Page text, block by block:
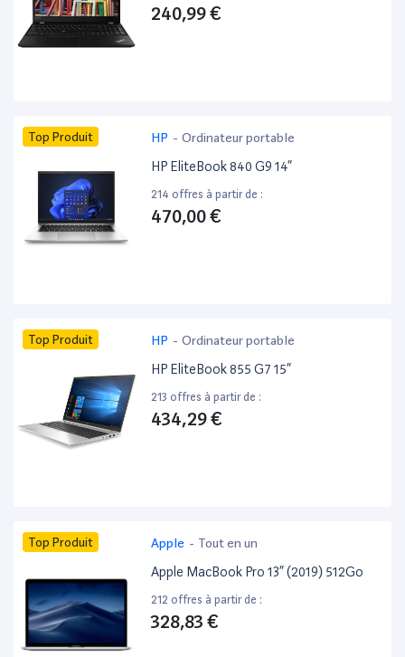
240,99 €
Top Produit HP - Ordinateur portable
HP EliteBook 840 G9 14”
214 offres à partir de :
470,00 €
Top Produit HP - Ordinateur portable
HP EliteBook 855 G7 15”
213 offres à partir de :
434,29 €
Top Produit Apple - Tout en un
Apple MacBook Pro 13” (2019) 512Go
212 offres à partir de :
328,83 €